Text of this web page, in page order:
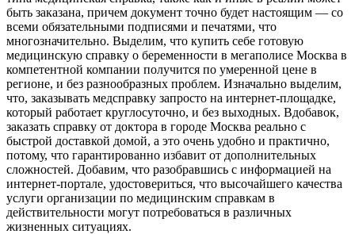
быть заказана, причем документ точно будет настоящим — со
всеми обязательными подписями и печатями, что
многозначительно. Выделим, что купить себе готовую
медицинскую справку о беременности в мегаполисе Москва в
компетентной компании получится по умеренной цене в
регионе, и без разнообразных проблем. Изначально выделим,
что, заказывать медсправку запросто на интернет-площадке,
который работает круглосуточно, и без выходных. Вдобавок,
заказать справку от доктора в городе Москва реально с
быстрой доставкой домой, а это очень удобно и практично,
потому, что гарантированно избавит от дополнительных
сложностей. Добавим, что разобравшись с информацией на
интернет-портале, удостовериться, что высочайшего качества
услуги организации по медицинским справкам в
действительности могут потребоваться в различных
жизненных ситуациях.